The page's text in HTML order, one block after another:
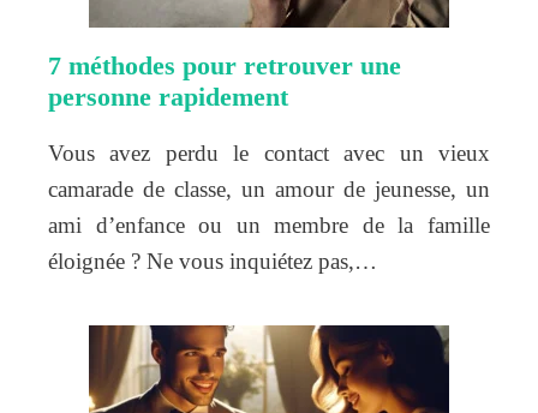
7 méthodes pour retrouver une
personne rapidement
Vous avez perdu le contact avec un vieux
camarade de classe, un amour de jeunesse, un
ami d’enfance ou un membre de la famille
éloignée ? Ne vous inquiétez pas,…